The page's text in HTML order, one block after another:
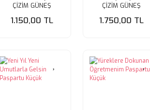
ÇİZİM GÜNEŞ
1.150,00 TL
ÇİZİM GÜNEŞ
1.750,00 TL